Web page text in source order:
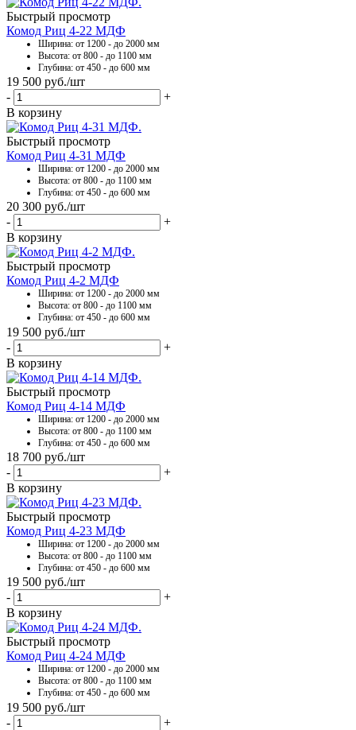
Быстрый просмотр
Комод Риц 4-22 МДФ
Ширина: от 1200 - до 2000 мм
Высота: от 800 - до 1100 мм
Глубина: от 450 - до 600 мм
19 500 руб./шт
-
+
В корзину
Быстрый просмотр
Комод Риц 4-31 МДФ
Ширина: от 1200 - до 2000 мм
Высота: от 800 - до 1100 мм
Глубина: от 450 - до 600 мм
20 300 руб./шт
-
+
В корзину
Быстрый просмотр
Комод Риц 4-2 МДФ
Ширина: от 1200 - до 2000 мм
Высота: от 800 - до 1100 мм
Глубина: от 450 - до 600 мм
19 500 руб./шт
-
+
В корзину
Быстрый просмотр
Комод Риц 4-14 МДФ
Ширина: от 1200 - до 2000 мм
Высота: от 800 - до 1100 мм
Глубина: от 450 - до 600 мм
18 700 руб./шт
-
+
В корзину
Быстрый просмотр
Комод Риц 4-23 МДФ
Ширина: от 1200 - до 2000 мм
Высота: от 800 - до 1100 мм
Глубина: от 450 - до 600 мм
19 500 руб./шт
-
+
В корзину
Быстрый просмотр
Комод Риц 4-24 МДФ
Ширина: от 1200 - до 2000 мм
Высота: от 800 - до 1100 мм
Глубина: от 450 - до 600 мм
19 500 руб./шт
-
+